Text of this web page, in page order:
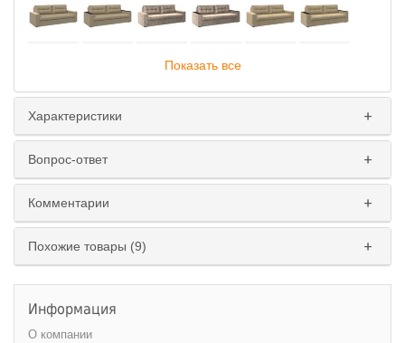
Показать все
Характеристики
Вопрос-ответ
Комментарии
Похожие товары (9)
Информация
О компании